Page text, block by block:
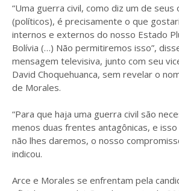
“Uma guerra civil, como diz um de
(políticos), é precisamente o que
internos e externos do nosso Estado
Bolívia (…) Não permitiremos isso”,
mensagem televisiva, junto com seu
David Choquehuanca, sem revelar o
de Morales.
“Para que haja uma guerra civil são
menos duas frentes antagônicas, e
não lhes daremos, o nosso
indicou.
Arce e Morales se enfrentam pela